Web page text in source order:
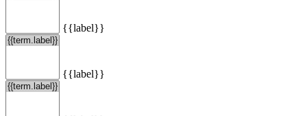
{{label}}
{{label}}